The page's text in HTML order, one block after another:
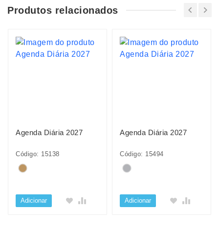
Produtos relacionados
Agenda Diária 2027
Código: 15138
Adicionar
Agenda Diária 2027
Código: 15494
Adicionar